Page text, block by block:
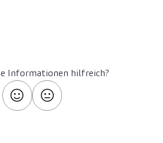
Informationen hilfreich?